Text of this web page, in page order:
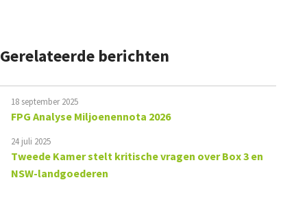
Gerelateerde berichten
18 september 2025
FPG Analyse Miljoenennota 2026
24 juli 2025
Tweede Kamer stelt kritische vragen over Box 3 en
NSW-landgoederen